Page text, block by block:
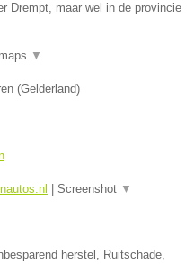
Drempt, maar wel in de provincie
▼
(Gelderland)
Screenshot ▼
herstel, Ruitschade,